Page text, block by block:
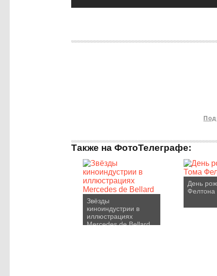
Также на ФотоТелеграфе:
Звёзды
киноиндустрии в
иллюстрациях
Mercedes de Bellard
День
Фелтона